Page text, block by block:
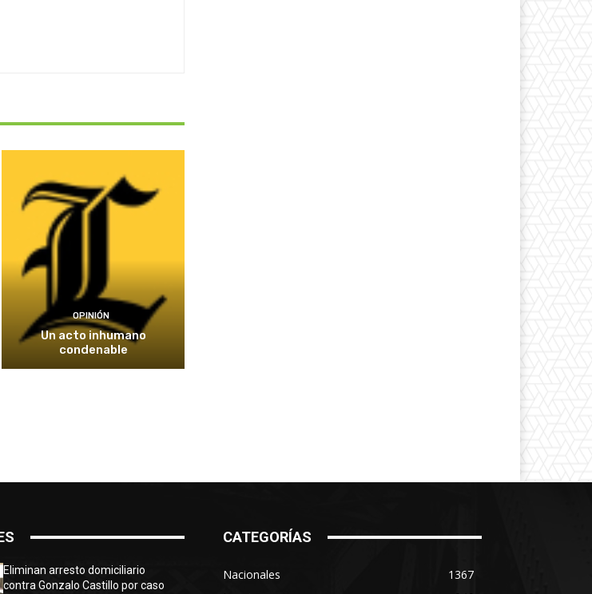
OPINIÓN
Un acto inhumano
condenable
Eliminan arresto domiciliario
contra Gonzalo Castillo por caso
CATEGORÍAS
Nacionales
1367